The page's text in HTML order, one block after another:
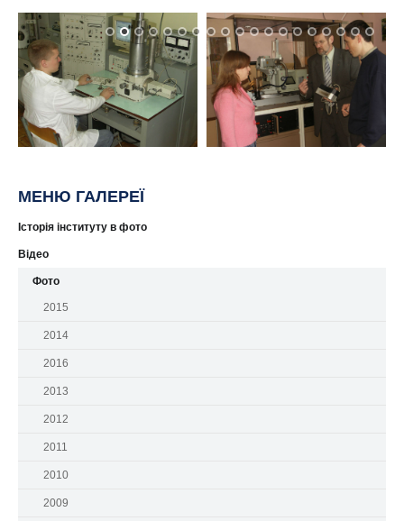
МЕНЮ ГАЛЕРЕЇ
Історія інституту в фото
Відео
Фото
2015
2014
2016
2013
2012
2011
2010
2009